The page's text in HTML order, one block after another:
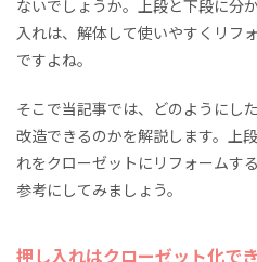
ないでしょうか。上段と下段に分
入れは、解体して使いやすくリフ
ですよね。
そこで当記事では、どのようにし
改造できるのかを解説します。上
れをクローゼットにリフォームす
参考にしてみましょう。
押し入れはクローゼット化で